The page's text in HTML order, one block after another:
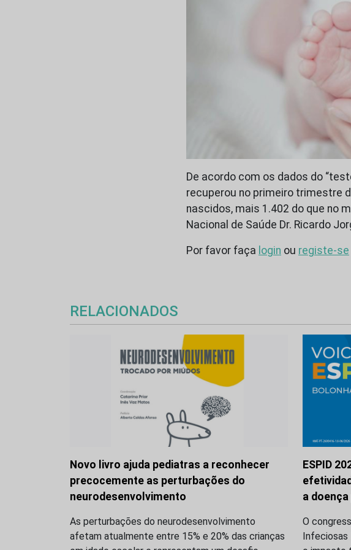
De acordo com os dados do
recuperou no primeiro trimestre
nascidos, mais 1.402 do que no
Nacional de Saúde Dr. Ricardo
Por favor faça login ou registe-se
RELACIONADOS
Novo livro ajuda pediatras a reconhecer
precocemente as perturbações do
neurodesenvolvimento
As perturbações do neurodesenvolvimento
afetam atualmente entre 15% e 20% das crianças
ESPID
a
O
Infeciosas